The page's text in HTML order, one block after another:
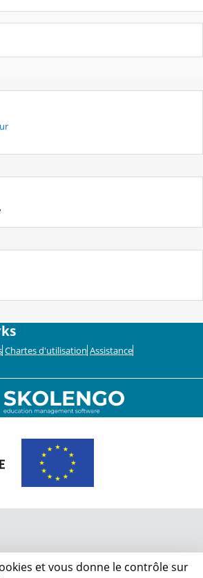
Chartes d'utilisation Assistance
et vous donne le contrôle sur